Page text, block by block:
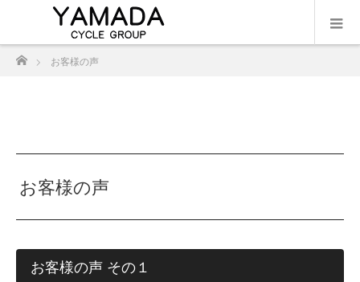
ホーム
お客様の声
お客様の声
お客様の声 その１